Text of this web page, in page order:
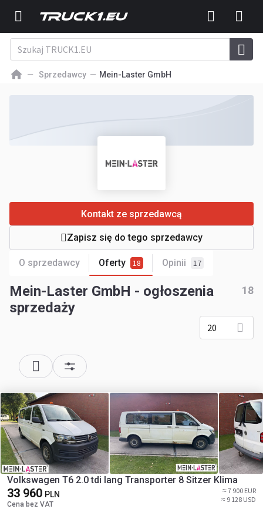
Sprzedawcy Mein-Laster GmbH
O sprzedawcy Oferty 18 Opinii 17
Kontakt ze sprzedawcą
Zapisz się do tego sprzedawcy
Mein-Laster GmbH - ogłoszenia
sprzedaży
18
20
Volkswagen T6 2.0 tdi lang Transporter 8 Sitzer Klima
33 960 PLN
Cena bez VAT
≈ 7 900 EUR
≈ 9 128 USD